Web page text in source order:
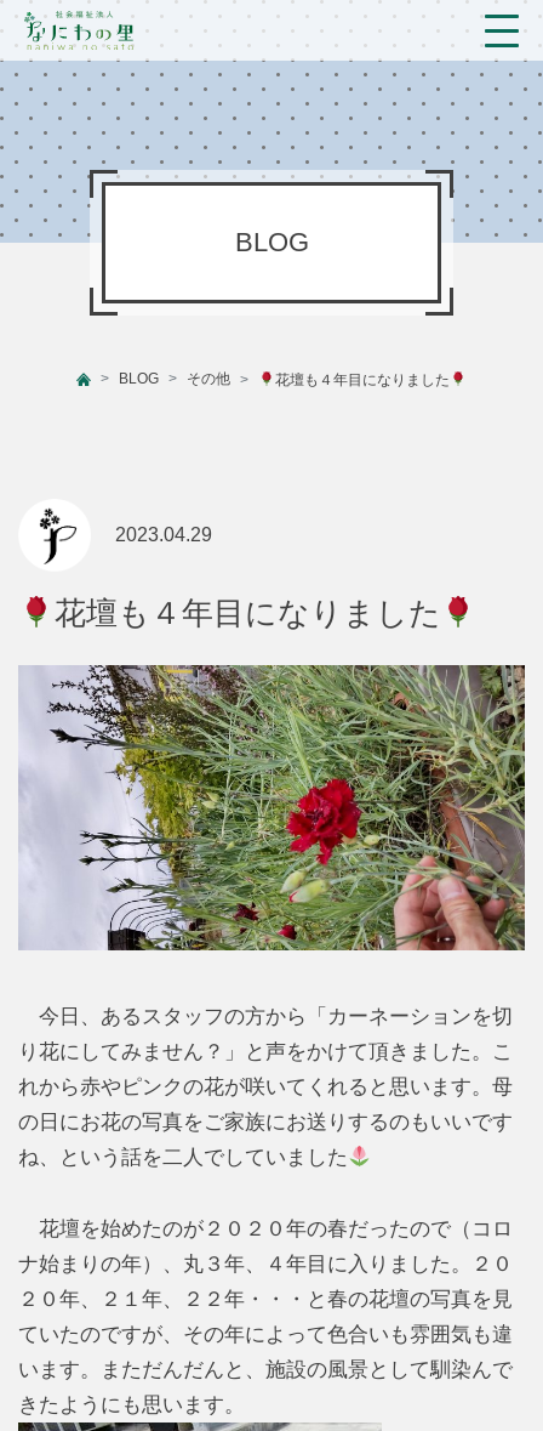
トップ
法人概要/アクセス
こども/相談支援
新着情報
BLOG
BLOG その他 花壇も４年目になりました
2023.04.29
花壇も４年目になりました
今日、あるスタッフの方から「カーネーションを切
り花にしてみません？」と声をかけて頂きました。こ
れから赤やピンクの花が咲いてくれると思います。母
の日にお花の写真をご家族にお送りするのもいいです
ね、という話を二人でしていました
花壇を始めたのが２０２０年の春だったので（コロ
ナ始まりの年）、丸３年、４年目に入りました。２０
２０年、２１年、２２年・・・と春の花壇の写真を見
ていたのですが、その年によって色合いも雰囲気も違
います。まただんだんと、施設の風景として馴染んで
きたようにも思います。